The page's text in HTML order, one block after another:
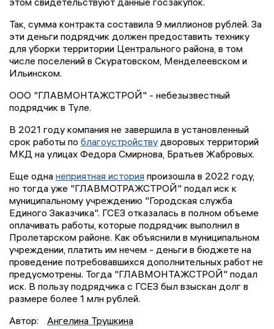
Так, сумма контракта составила 9 миллионов рублей. За
эти деньги подрядчик должен предоставить технику
для уборки территории Центрального района, в том
числе поселений в Скуратовском, Менделеевском и
Ильинском.
ООО "ГЛАВМОНТАЖСТРОЙ" - небезызвестный
подрядчик в Туле.
В 2021 году компания не завершила в установленный
срок работы по благоустройству дворовых территорий
МКД на улицах Федора Смирнова, Братьев Жабровых.
Еще одна неприятная история произошла в 2022 году,
но тогда уже "ГЛАВМОТРАЖСТРОЙ" подал иск к
муниципальному учреждению "Городская служба
Единого Заказчика". ГСЕЗ отказалась в полном объеме
оплачивать работы, которые подрядчик выполнил в
Пролетарском районе. Как объяснили в муниципальном
учреждении, платить им нечем - деньги в бюджете на
проведение потребовавшихся дополнительных работ не
предусмотрены. Тогда "ГЛАВМОНТАЖСТРОЙ" подал
иск. В пользу подрядчика с ГСЕЗ был взыскан долг в
размере более 1 млн рублей.
Автор:
Ангелина Трушкина